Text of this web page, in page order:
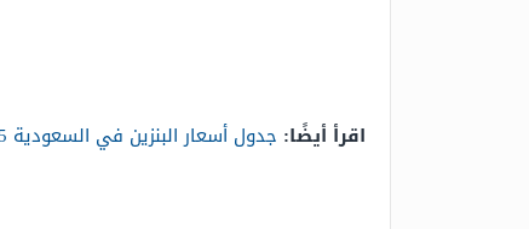
اقرأ أيضًا: جدول أسعار البنزين في السعودية 2025